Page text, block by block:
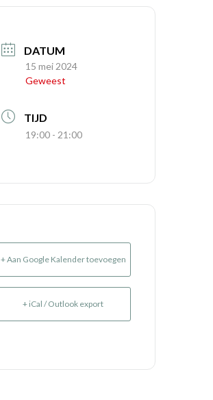
DATUM
15 mei 2024
Geweest
TIJD
19:00 - 21:00
+ Aan Google Kalender toevoegen
+ iCal / Outlook export